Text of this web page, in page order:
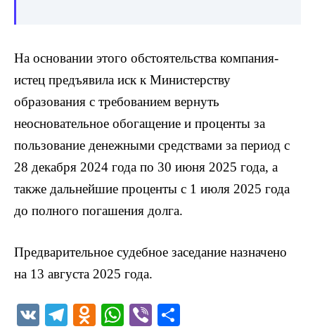
На основании этого обстоятельства компания-
истец предъявила иск к Министерству
образования с требованием вернуть
неосновательное обогащение и проценты за
пользование денежными средствами за период с
28 декабря 2024 года по 30 июня 2025 года, а
также дальнейшие проценты с 1 июля 2025 года
до полного погашения долга.
Предварительное судебное заседание назначено
на 13 августа 2025 года.
V
T
O W Vi